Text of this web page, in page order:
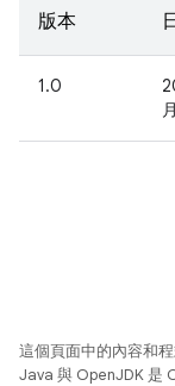
版本
1.0
這個頁面中的內容和
Java 與 OpenJDK 是